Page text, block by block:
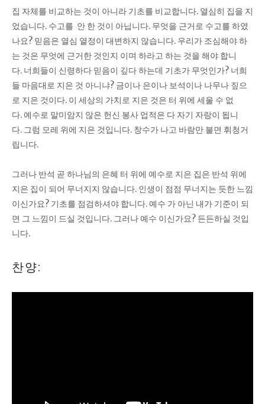
집 자체를 비교하는 것이 아니라 기초를 비교합니다. 열심히 집을 지
었습니다. 수고를 안 한 것이 아닙니다. 무엇을 근거로 수고를 하였
나요? 믿음은 열심 열정이 대변하지 않습니다. 우리가 조심해야 하
는 것은 무엇에 근거한 것인지 이며 하라고 하는 것을 해야 합니
다. 너희들이 신령하다 믿음이 깊다 하는데 기초가 무엇인가? 너희
들 마음대로 지은 것 아니냐? 금이나 은이나 보석이나 나무나 짚으
로 지은 것이다. 이 세상의 가치로 지은 것은 터 위에 세울 수 없
다. 예수로 말미암지 않은 헌신 봉사 업적은 다 자기 자랑이 됩니
다. 그럼 모레 위에 지은 것입니다. 창수가 나고 바람만 불면 휘청거
립니다.
그러나 반석 곧 하나님의 은혜 터 위에 예수로 지은 집은 반석 위에
지은 집이 되어 무너지지 않습니다. 인생이 점점 무너지는 듯한 느낌
이신가요? 기초를 점검하셔야 합니다. 예수 가 아닌 내가 기준이 되
면 그 느낌이 드실 것입니다. 그러나 예수 이신가요? 든든하실 것입
니다.
찬양: